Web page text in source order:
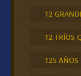
12
12 TRÍOS
125 AÑOS